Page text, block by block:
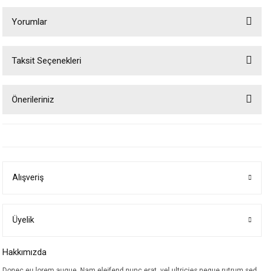
Yorumlar
Taksit Seçenekleri
Önerileriniz
Ürün bilgilerinde hatalar bulunuyor.
Bu ürüne benzer farklı alternatifler olmalı.
Alışveriş
Üyelik
Hakkımızda